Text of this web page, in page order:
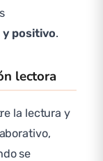
y positivo.
lectora
la lectura y
se